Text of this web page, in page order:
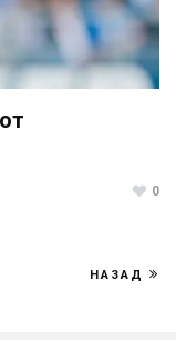
0
НАЗАД